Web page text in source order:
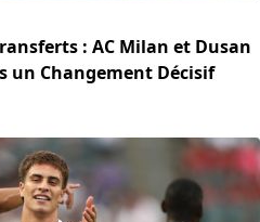
: AC Milan et Dusan
un Changement Décisif